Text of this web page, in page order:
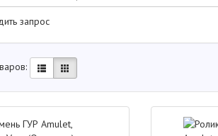
запрос